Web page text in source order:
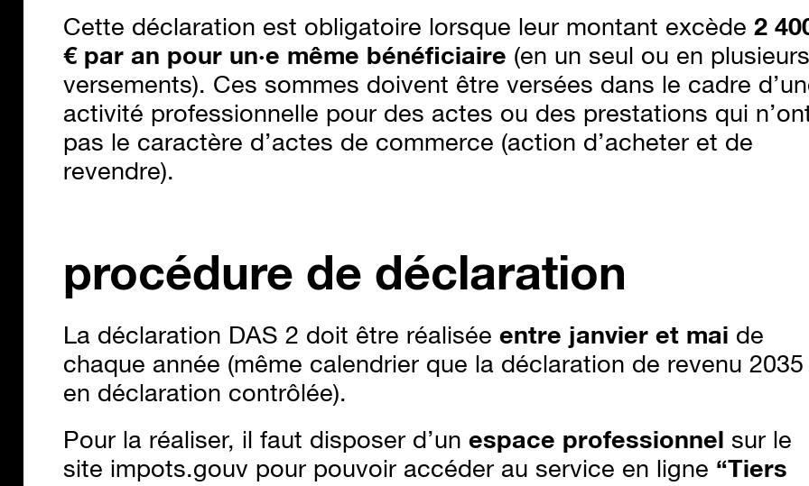
Cette déclaration est obligatoire lorsque leur montant excède 2
€ par an pour un·e même bénéficiaire (en un seul ou en plusieurs
versements). Ces sommes doivent être versées dans le cadre
activité professionnelle pour des actes ou des prestations qui
pas le caractère d’actes de commerce (action d’acheter et de
revendre).
procédure de déclaration
La déclaration DAS 2 doit être réalisée entre janvier et mai de
chaque année (même calendrier que la déclaration de revenu 2035
en déclaration contrôlée).
Pour la réaliser, il faut disposer d’un espace professionnel
sur le
site impots.gouv pour pouvoir accéder au service en ligne “Tiers